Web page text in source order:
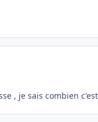
, je sais combien